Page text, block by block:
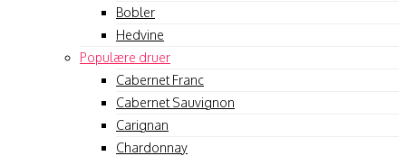
Bobler
Hedvine
Populære druer
Cabernet Franc
Cabernet Sauvignon
Carignan
Chardonnay